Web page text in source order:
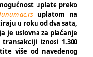
uplate preko
uplatom na
u roku od dva sata,
je uslovna za plaćanje
iznosi 1.300
više od navedenog